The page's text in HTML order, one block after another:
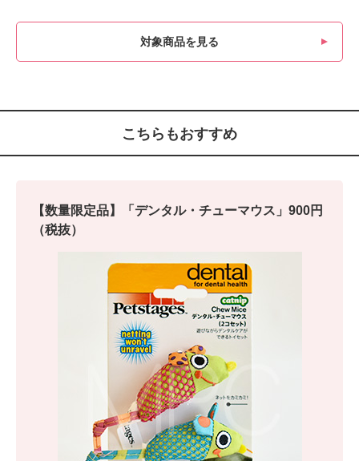
対象商品を見る
こちらもおすすめ
【数量限定品】「デンタル・チューマウス」900円
（税抜）